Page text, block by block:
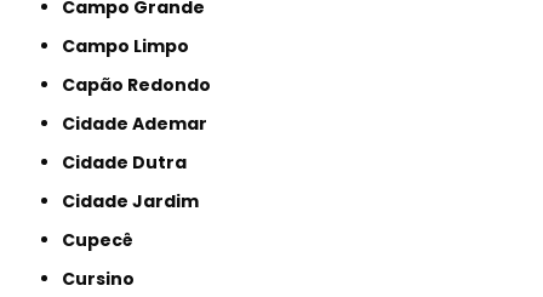
Campo Grande
Campo Limpo
Capão Redondo
Cidade Ademar
Cidade Dutra
Cidade Jardim
Cupecê
Cursino